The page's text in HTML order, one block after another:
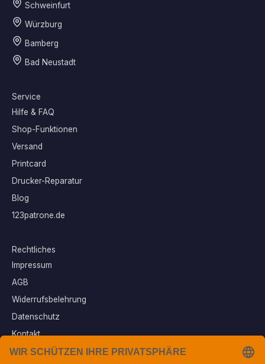
Schweinfurt
Würzburg
Bamberg
Bad Neustadt
Service
Hilfe & FAQ
Shop-Funktionen
Versand
Printcard
Drucker-Reparatur
Blog
123patrone.de
Rechtliches
Impressum
AGB
Widerrufsbelehrung
Datenschutz
Kontakt
Vertrag widerrufen